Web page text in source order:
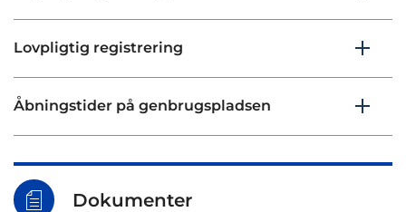
Lovpligtig registrering
Åbningstider på genbrugspladsen
Dokumenter